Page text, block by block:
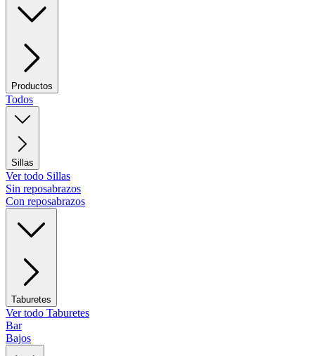
Productos
Todos
Sillas
Ver todo Sillas
Sin reposabrazos
Con reposabrazos
Taburetes
Ver todo Taburetes
Bar
Bajos